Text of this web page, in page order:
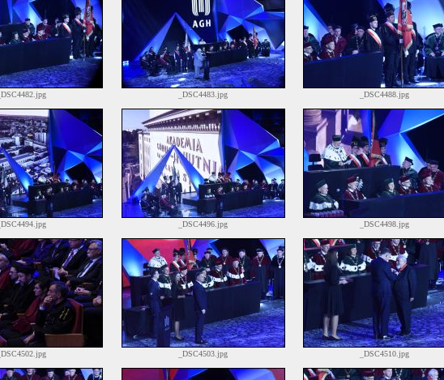
_DSC4482.jpg _DSC4483.jpg _DSC4488.jpg
_DSC4494.jpg _DSC4496.jpg _DSC4498.jpg
_DSC4502.jpg _DSC4503.jpg _DSC4510.jpg